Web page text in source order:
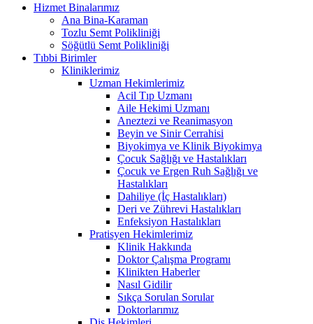
Hizmet Binalarımız
Ana Bina-Karaman
Tozlu Semt Polikliniği
Söğütlü Semt Polikliniği
Tıbbi Birimler
Kliniklerimiz
Uzman Hekimlerimiz
Acil Tıp Uzmanı
Aile Hekimi Uzmanı
Aneztezi ve Reanimasyon
Beyin ve Sinir Cerrahisi
Biyokimya ve Klinik Biyokimya
Çocuk Sağlığı ve Hastalıkları
Çocuk ve Ergen Ruh Sağlığı ve
Hastalıkları
Dahiliye (İç Hastalıkları)
Deri ve Zührevi Hastalıkları
Enfeksiyon Hastalıkları
Pratisyen Hekimlerimiz
Klinik Hakkında
Doktor Çalışma Programı
Klinikten Haberler
Nasıl Gidilir
Sıkça Sorulan Sorular
Doktorlarımız